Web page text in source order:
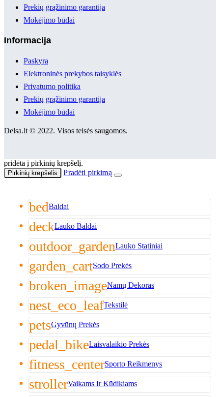
Prekių grąžinimo garantija
Mokėjimo būdai
Informacija
Paskyra
Elektroninės prekybos taisyklės
Privatumo politika
Prekių grąžinimo garantija
Mokėjimo būdai
Delsa.lt © 2022. Visos teisės saugomos.
pridėta į pirkinių krepšelį.
Pirkinių krepšelis Pradėti pirkimą
bedBaldai
deckLauko Baldai
outdoor_gardenLauko Statiniai
garden_cartSodo Prekės
broken_imageNamų Dekoras
nest_eco_leafTekstilė
petsGyvūnų Prekės
pedal_bikeLaisvalaikio Prekės
fitness_centerSporto Reikmenys
strollerVaikams Ir Kūdikiams